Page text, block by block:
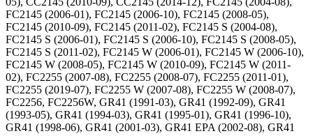
FC2145 (2006-01), FC2145 (2006-10), FC2145 (2008-05),
FC2145 (2010-09), FC2145 (2011-02), FC2145 S (2004-08),
FC2145 S (2006-01), FC2145 S (2006-10), FC2145 S (2008-05),
FC2145 S (2011-02), FC2145 W (2006-01), FC2145 W (2006-10),
FC2145 W (2008-05), FC2145 W (2010-09), FC2145 W (2011-
02), FC2255 (2007-08), FC2255 (2008-07), FC2255 (2011-01),
FC2255 (2019-07), FC2255 W (2007-08), FC2255 W (2008-07),
FC2256, FC2256W, GR41 (1991-03), GR41 (1992-09), GR41
(1993-05), GR41 (1994-03), GR41 (1995-01), GR41 (1996-10),
GR41 (1998-06), GR41 (2001-03), GR41 EPA (2002-08), GR41